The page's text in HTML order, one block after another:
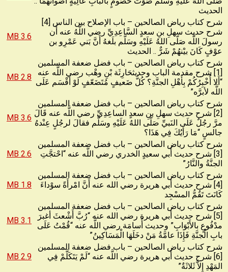
الحديث
شرح كتاب رياض الصالحين – باب الإصلاح بين الناس [4]
شرح حديث سهلِ بنِ سعدٍ السَّاعِدِيِّ رضي اللَّهُ عنه أَن
رسولَ اللَّه صَلّى اللهُ عَلَيْهِ وسَلَّم بلَغهُ أَنَّ بَني عَمْرِو بن
عوْفٍ كَانَ بيْنهُمْ شَرٌّ .. الحديث
3.6 MB
شرح كتاب رياض الصالحين – باب فضل ضعفة المسلمين
[1] شرح مقدمة الباب وحديثحَارِثَة بْنِ وهْب رضي اللَّه عنه
“أَلا أُخْبِرُكُمْ بِأَهْلِ الجنَّةِ؟ كُلُّ ضَعيفٍ مُتَضَعّفٍ لَوْ أَقْسَم عَلَى
اللَّه لأبرَّه”
2.8 MB
شرح كتاب رياض الصالحين – باب فضل ضعفة المسلمين
[2] شرح حديث سهلِ بنِ سعدٍ الساعِدِيِّ رضي اللَّه عنه قَالَ
مرَّ رجُلٌ عَلَى النَبيِّ صَلّى اللهُ عَلَيْهِ وسَلَّم فقالَ لرجُلٍ عِنْدهُ
جالسٍ “مَا رَأَيُكَ فِي هَذَا؟
3.6 MB
شرح كتاب رياض الصالحين – باب فضل ضعفة المسلمين
[3] شرح حديث أَبي سعيدٍ الخدري رضي اللَّه عنه “احْتجَّتِ
الجنَّةُ والنَّارُ”
2.6 MB
شرح كتاب رياض الصالحين – باب فضل ضعفة المسلمين
[4] شرح حديث أبي هريرة رضي الله عنه أَنَّ امْرأَةً سوْداءَ
كَانَتَ تَقُمُّ المسْجِد
1.8 MB
شرح كتاب رياض الصالحين – باب فضل ضعفة المسلمين
[5] شرح حديث أبي هريرة رضي الله عنه “رُبَّ أَشْعثَ أغبرَ
مدْفُوعٍ بالأَبْوَابِ” وحديث أُسامَة رضي اللَّه عنه “قُمْتُ عَلَى
بابِ الْجنَّةِ فَإِذَا عامَّةُ مَنْ دخَلَهَا الْمَسَاكِينُ”
3.1 MB
شرح كتاب رياض الصالحين – باب فضل ضعفة المسلمين
[6] شرح حديث أَبي هريرة رضي اللَّه عنه “لَمْ يَتَكَلَّمْ فِي
المَهْدِ إِلاَّ ثَلاثَةٌ”
2.9 MB